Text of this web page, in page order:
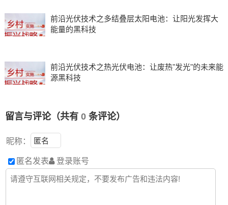
前沿光伏技术之多结叠层太阳电池：让阳光发挥大
能量的黑科技
前沿光伏技术之热光伏电池：让废热"发光"的未来能
源黑科技
留言与评论（共有 0条评论）
昵称：
匿名发表 登录账号